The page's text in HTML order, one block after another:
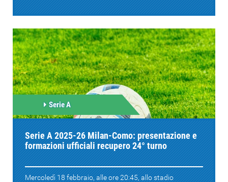
Serie A
Serie A 2025-26 Milan-Como: presentazione e
formazioni ufficiali recupero 24° turno
Mercoledì 18 febbraio, alle ore 20:45, allo stadio